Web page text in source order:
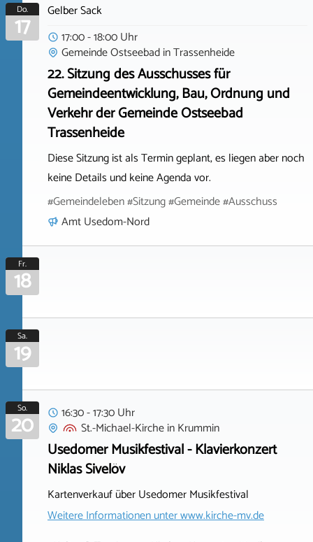
Do.
17
Gelber Sack
17:00 - 18:00 Uhr
Gemeinde OstseebadinTrassenheide
22. Sitzung des Ausschusses für
Gemeindeentwicklung, Bau, Ordnung und
Verkehr der Gemeinde Ostseebad
Trassenheide
Diese Sitzung ist als Termin geplant, es liegen aber noch
keine Details und keine Agenda vor.
#Gemeindeleben #Sitzung #Gemeinde #Ausschuss
Amt Usedom-Nord
Fr.
18
Sa.
19
So.
20
16:30 - 17:30 Uhr
St.-Michael-KircheinKrummin
Usedomer Musikfestival - Klavierkonzert
Niklas Sivelöv
Kartenverkauf über Usedomer Musikfestival
Weitere Informationen unterwww.kirche-mv.de